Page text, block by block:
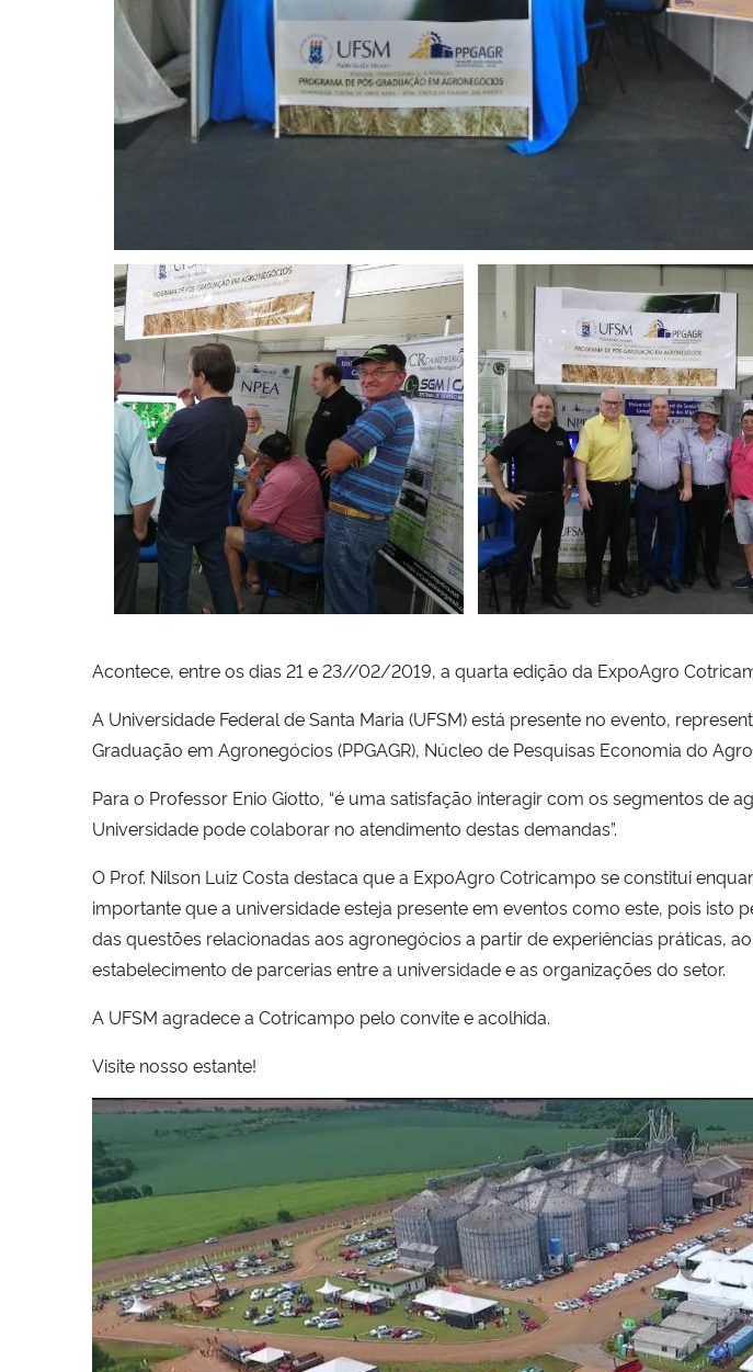
Acontece, entre os dias 21 e 23//02/2019, a quarta edição da ExpoAgro
A Universidade Federal de Santa Maria (UFSM) está presente no evento,
Graduação em Agronegócios (PPGAGR), Núcleo de Pesquisas Economia do
Para o Professor Enio Giotto, “é uma satisfação interagir com os segmentos de
Universidade pode colaborar no atendimento destas demandas”.
O Prof. Nilson Luiz Costa destaca que a ExpoAgro Cotricampo se constitui
importante que a universidade esteja presente em eventos como este, pois isto
das questões relacionadas aos agronegócios a partir de experiências práticas,
estabelecimento de parcerias entre a universidade e as organizações do setor.
A UFSM agradece a Cotricampo pelo convite e acolhida.
Visite nosso estante!